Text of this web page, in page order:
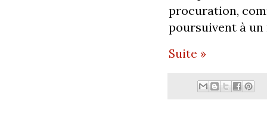
procuration,
poursuivent à
Suite »